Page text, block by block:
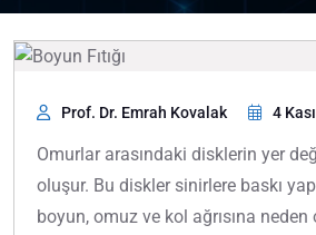
Prof. Dr. Emrah Kovalak 4
Omurlar arasındaki disklerin yer
oluşur. Bu diskler sinirlere baskı
boyun, omuz ve kol ağrısına neden